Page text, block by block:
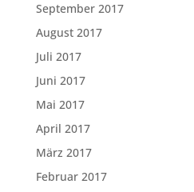
September 2017
August 2017
Juli 2017
Juni 2017
Mai 2017
April 2017
März 2017
Februar 2017